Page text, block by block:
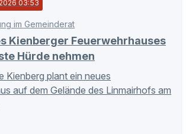
03:53
im Gemeinderat
Kienberger Feuerwehrhauses
Hürde nehmen
Kienberg plant ein neues
auf dem Gelände des Linmairhofs am